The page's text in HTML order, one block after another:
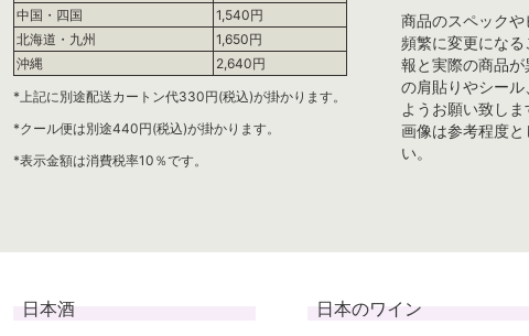
中国・四国
1,540円
北海道・九州
1,650円
沖縄
2,640円
*上記に別途配送カートン代330円(税込)が掛かります。
*クール便は別途440円(税込)が掛かります。
*表示金額は消費税率10％です。
商品のスペック
頻繁に変更にな
報と実際の商品
の肩貼りやシー
ようお願い致しま
画像は参考程度
い。
日本酒 日本のワイン